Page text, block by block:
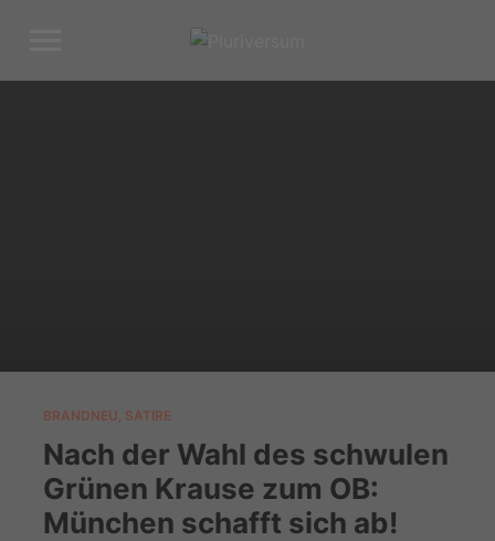
BRANDNEU, SATIRE
Nach der Wahl des schwulen
Grünen Krause zum OB:
München schafft sich ab!